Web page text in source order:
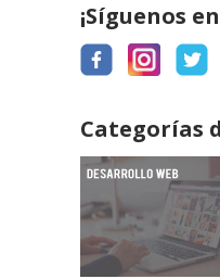
¡Síguenos
Categorías